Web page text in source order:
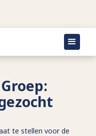
te stellen voor de